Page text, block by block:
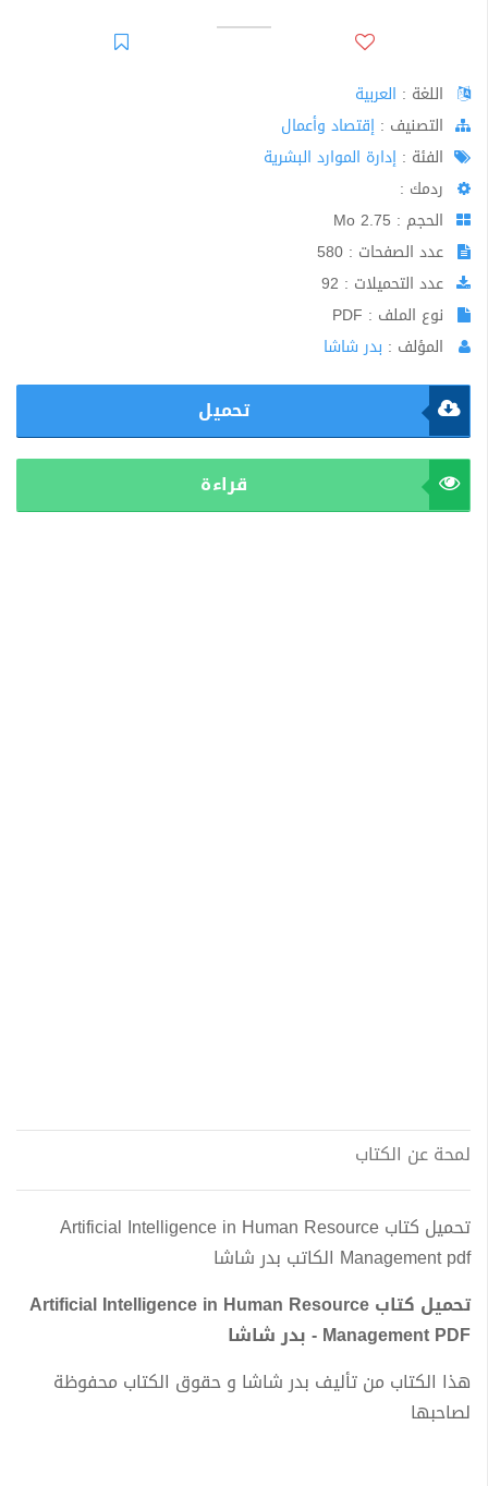
اللغة : العربية
اﻟﺘﺼﻨﻴﻒ : إقتصاد وأعمال
الفئة : إدارة الموارد البشرية
ردمك :
الحجم : 2.75 Mo
عدد الصفحات : 580
عدد التحميلات : 92
نوع الملف : PDF
المؤلف : بدر شاشا
تحميل
قراءة
لمحة عن الكتاب
تحميل كتاب Artificial Intelligence in Human Resource
Management pdf الكاتب بدر شاشا
تحميل كتاب Artificial Intelligence in Human Resource
Management PDF - بدر شاشا
هذا الكتاب من تأليف بدر شاشا و حقوق الكتاب محفوظة
لصاحبها